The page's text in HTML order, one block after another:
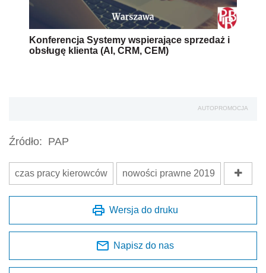
Konferencja Systemy wspierające sprzedaż i
obsługę klienta (AI, CRM, CEM)
AUTOPROMOCJA
Źródło: PAP
czas pracy kierowców nowości prawne 2019
Wersja do druku
Napisz do nas